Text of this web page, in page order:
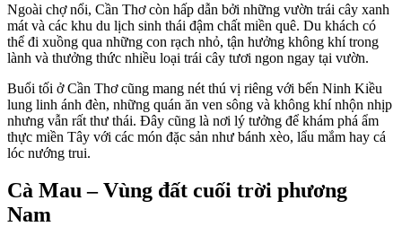
Ngoài chợ nổi, Cần Thơ còn hấp dẫn bởi những vườn trái cây xanh
mát và các khu du lịch sinh thái đậm chất miền quê. Du khách có
thể đi xuồng qua những con rạch nhỏ, tận hưởng không khí trong
lành và thưởng thức nhiều loại trái cây tươi ngon ngay tại vườn.
Buổi tối ở Cần Thơ cũng mang nét thú vị riêng với bến Ninh Kiều
lung linh ánh đèn, những quán ăn ven sông và không khí nhộn nhịp
nhưng vẫn rất thư thái. Đây cũng là nơi lý tưởng để khám phá ẩm
thực miền Tây với các món đặc sản như bánh xèo, lẩu mắm hay cá
lóc nướng trui.
Cà Mau – Vùng đất cuối trời phương
Nam